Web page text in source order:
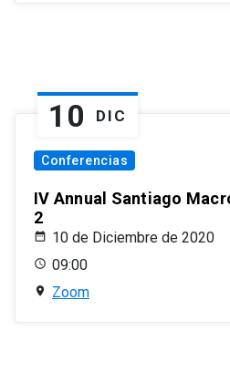
10 DIC
Conferencias
IV Annual Santiago
2
10 de Diciembre de 2020
09:00
Zoom